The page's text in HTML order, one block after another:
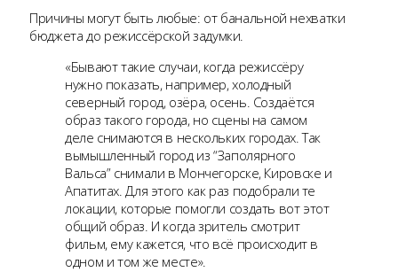
Причины могут быть любые: от банальной нехватки
бюджета до режиссёрской задумки.
«Бывают такие случаи, когда режиссёру
нужно показать, например, холодный
северный город, озёра, осень. Создаётся
образ такого города, но сцены на самом
деле снимаются в нескольких городах. Так
вымышленный город из “Заполярного
Вальса” снимали в Мончегорске, Кировске и
Апатитах. Для этого как раз подобрали те
локации, которые помогли создать вот этот
общий образ. И когда зритель смотрит
фильм, ему кажется, что всё происходит в
одном и том же месте».